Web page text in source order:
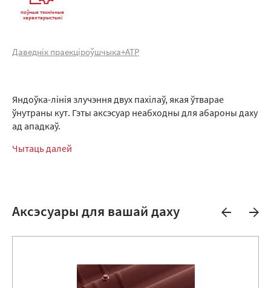
поўныя тэхнічныя
характарыстыкі
Даведнік праекціроўшчыка+АТР
Яндоўка-лінія злучэння двух пахілаў, якая ўтварае
ўнутраны кут. Гэты аксэсуар неабходны для абароны даху
ад ападкаў.
Чытаць далей
Аксэсуары для вашай даху